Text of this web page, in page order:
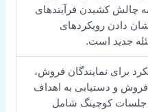
چالش کشیدن فرآیندهای
دادن رویکردهای
جدید است.
برای نمایندگان فروش،
و دستیابی به اهداف
جلسات کوچینگ شامل